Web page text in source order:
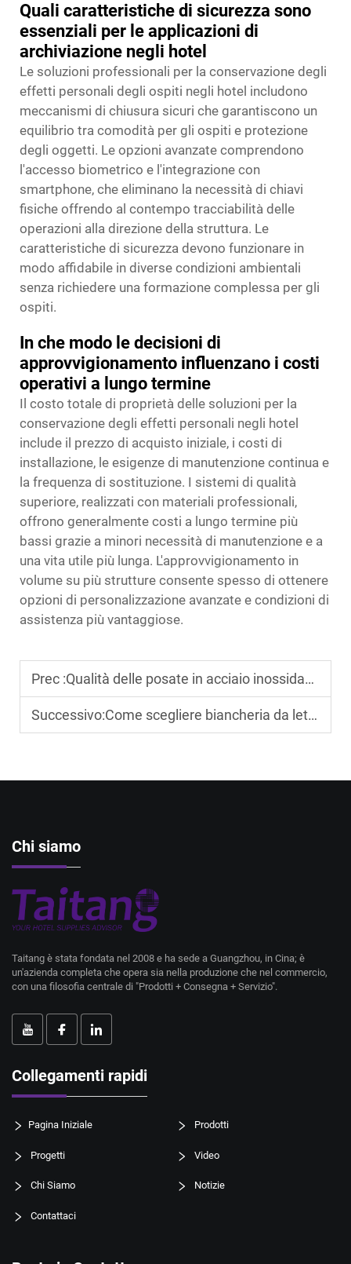
Quali caratteristiche di sicurezza sono
essenziali per le applicazioni di
archiviazione negli hotel
Le soluzioni professionali per la conservazione degli
effetti personali degli ospiti negli hotel includono
meccanismi di chiusura sicuri che garantiscono un
equilibrio tra comodità per gli ospiti e protezione
degli oggetti. Le opzioni avanzate comprendono
l'accesso biometrico e l'integrazione con
smartphone, che eliminano la necessità di chiavi
fisiche offrendo al contempo tracciabilità delle
operazioni alla direzione della struttura. Le
caratteristiche di sicurezza devono funzionare in
modo affidabile in diverse condizioni ambientali
senza richiedere una formazione complessa per gli
ospiti.
In che modo le decisioni di
approvvigionamento influenzano i costi
operativi a lungo termine
Il costo totale di proprietà delle soluzioni per la
conservazione degli effetti personali negli hotel
include il prezzo di acquisto iniziale, i costi di
installazione, le esigenze di manutenzione continua e
la frequenza di sostituzione. I sistemi di qualità
superiore, realizzati con materiali professionali,
offrono generalmente costi a lungo termine più
bassi grazie a minori necessità di manutenzione e a
una vita utile più lunga. L'approvvigionamento in
volume su più strutture consente spesso di ottenere
opzioni di personalizzazione avanzate e condizioni di
assistenza più vantaggiose.
Prec :Qualità delle posate in acciaio inossidabile: cosa devono sapere gli alberghi
Successivo:Come scegliere biancheria da letto per hotel di alta qualità che migliori il comfort degli ospiti
Chi siamo
Taitang è stata fondata nel 2008 e ha sede a Guangzhou, in Cina; è
un'azienda completa che opera sia nella produzione che nel commercio,
con una filosofia centrale di "Prodotti + Consegna + Servizio".
Collegamenti rapidi
Pagina Iniziale Prodotti
Progetti Video
Chi Siamo Notizie
Contattaci